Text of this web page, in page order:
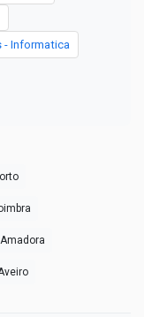
- Informatica